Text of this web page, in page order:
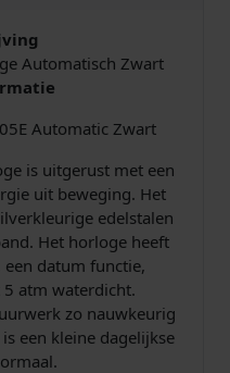
Automatisch Zwart
Automatic Zwart
is uitgerust met een
uit beweging. Het
edelstalen
Het horloge heeft
datum functie,
atm waterdicht.
zo nauwkeurig
een kleine dagelijkse